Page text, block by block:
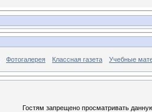
Фотогалерея Классная газета Учебные
Гостям запрещено просматривать